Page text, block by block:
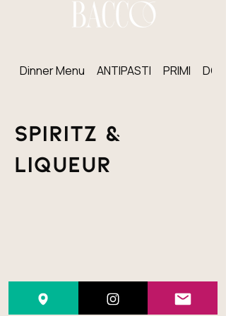
Dinner Menu ANTIPASTI PRIMI
SPIRITZ &
LIQUEUR